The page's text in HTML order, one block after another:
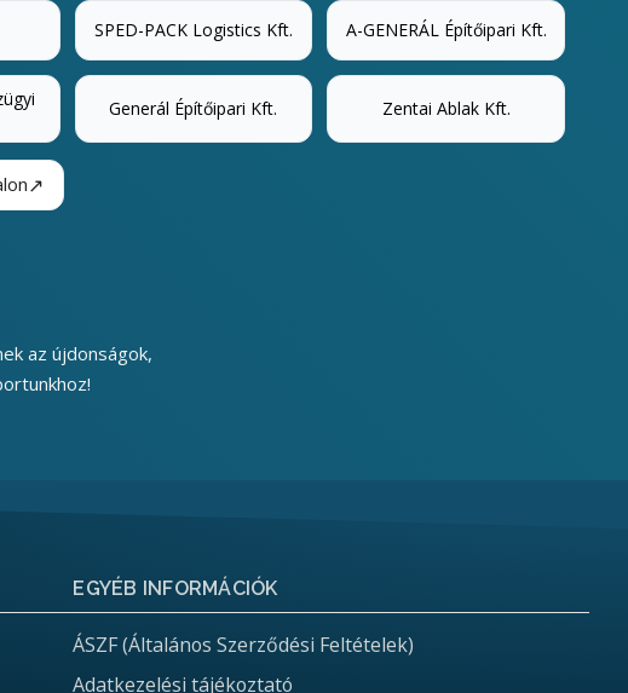
SPED-PACK Logistics Kft. A-GENERÁL Építőipari Kft.
Generál Építőipari Kft. Zentai Ablak Kft.
↗
az újdonságok,
EGYÉB INFORMÁCIÓK
ÁSZF (Általános Szerződési Feltételek)
Adatkezelési tájékoztató